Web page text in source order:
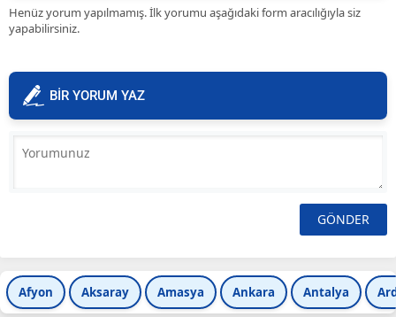
Henüz yorum yapılmamış. İlk yorumu aşağıdaki form aracılığıyla siz
yapabilirsiniz.
BİR YORUM YAZ
Afyon Aksaray Amasya Ankara Antalya